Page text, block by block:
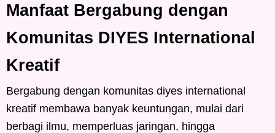
Manfaat Bergabung dengan
Komunitas DIYES International
Kreatif
Bergabung dengan komunitas diyes international
kreatif membawa banyak keuntungan, mulai dari
berbagi ilmu, memperluas jaringan, hingga